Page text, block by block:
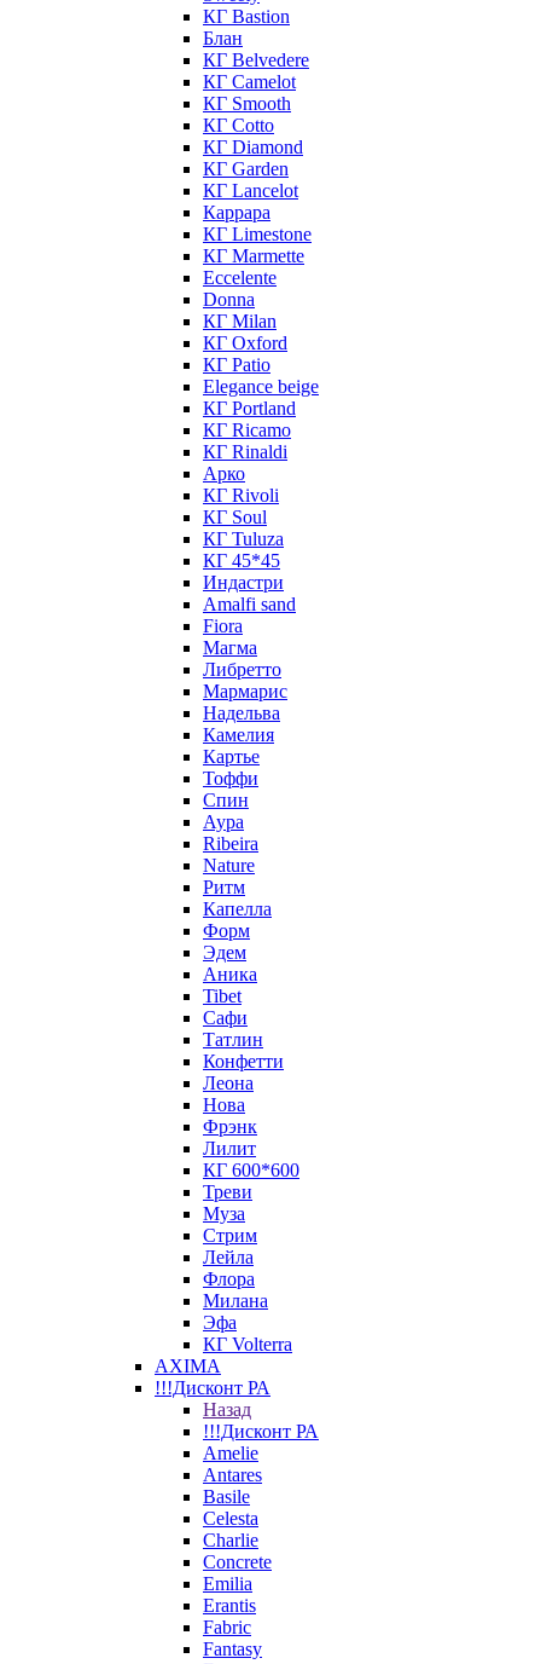
КГ Bastion
Блан
КГ Belvedere
КГ Camelot
КГ Smooth
КГ Cotto
КГ Diamond
КГ Garden
КГ Lancelot
Каррара
КГ Limestone
КГ Marmette
Eccelente
Donna
КГ Milan
КГ Oxford
КГ Patio
Elegance beige
КГ Portland
КГ Ricamo
КГ Rinaldi
Арко
КГ Rivoli
КГ Soul
КГ Tuluza
КГ 45*45
Индастри
Amalfi sand
Fiora
Магма
Либретто
Мармарис
Надельва
Камелия
Картье
Тоффи
Спин
Аура
Ribeira
Nature
Ритм
Капелла
Форм
Эдем
Аника
Tibet
Сафи
Татлин
Конфетти
Леона
Нова
Фрэнк
Лилит
КГ 600*600
Треви
Муза
Стрим
Лейла
Флора
Милана
Эфа
КГ Volterra
AXIMA
!!!Дисконт РА
Назад
!!!Дисконт РА
Amelie
Antares
Basile
Celesta
Charlie
Concrete
Emilia
Erantis
Fabric
Fantasy